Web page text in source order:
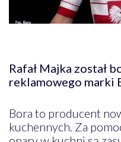
Rafał Majka został
reklamowego marki
Bora to producent
kuchennych. Za